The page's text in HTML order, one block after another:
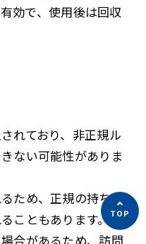
効で、使用後は回収
れており、非正規ル
ない可能性がありま
ため、正規の持ち主
こともあります。
合があるため、訪問